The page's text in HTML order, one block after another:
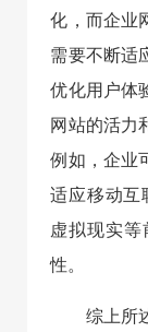
化，而企业
需要不断适
优化用户体
网站的活力
例如，企业
适应移动互
虚拟现实等
性。
综上所述